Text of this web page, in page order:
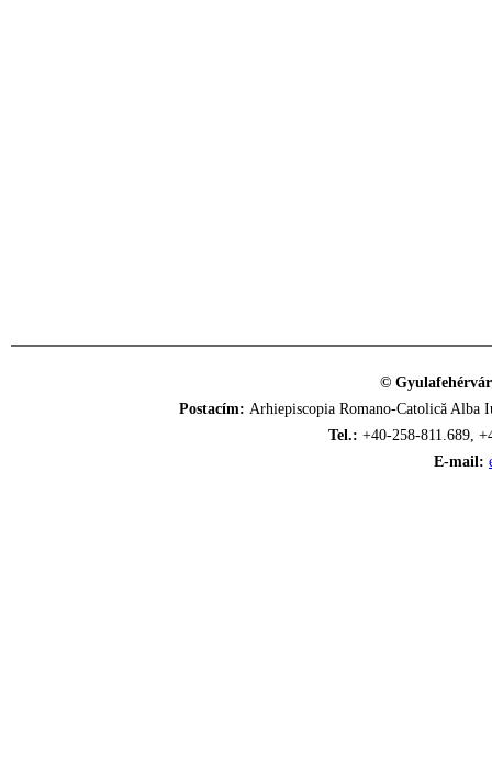
©
Postacím: Arhiepiscopia Romano-Catolică
Tel.: +40-258-811.689,
E-mail: